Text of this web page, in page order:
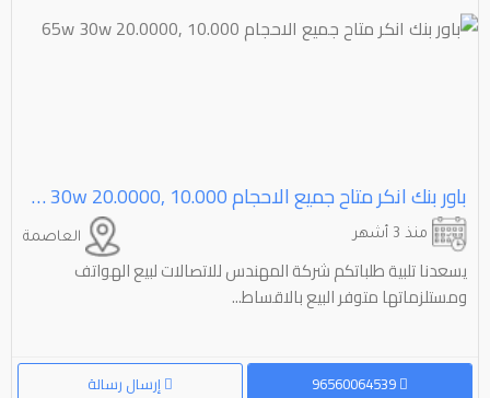
باور بنك انكر متاح جميع الاحجام ⁦⁦10.000⁩⁩ ,⁦⁦20.0000⁩⁩ ⁦⁦30w⁩⁩ ⁦⁦65w⁩⁩
العاصمة منذ 3 أشهر
يسعدنا تلبية طلباتكم شركة المهندس للاتصالات لبيع الهواتف
ومستلزماتها متوفر البيع بالاقساط...
إرسال رسالة